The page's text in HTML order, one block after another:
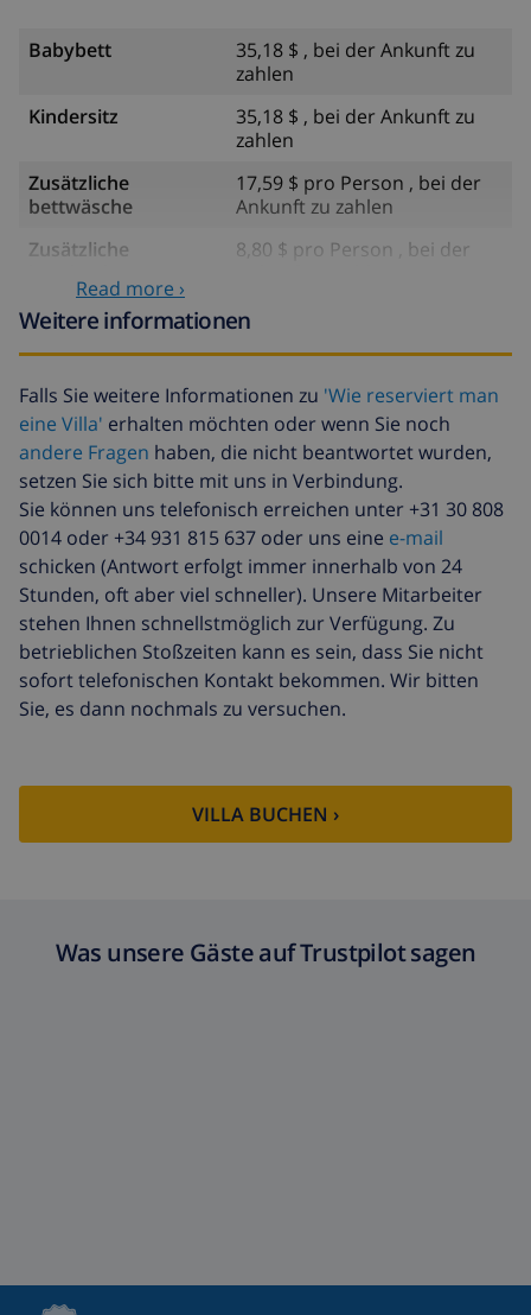
Babybett
35,18 $ , bei der Ankunft zu
zahlen
Kindersitz
35,18 $ , bei der Ankunft zu
zahlen
Zusätzliche
bettwäsche
17,59 $ pro Person , bei der
Ankunft zu zahlen
Zusätzliche
8,80 $ pro Person , bei der
Späte abreise
113,75 $
Zusätzliche
reinigung
basiert auf den
Energieverbrauch
(52,77 $/HOUR)
Reiserücktrittsfonds:
4.80% der Gesamtsumme
Read more ›
Weitere informationen
Falls Sie weitere Informationen zu 'Wie reserviert man
eine Villa' erhalten möchten oder wenn Sie noch
andere Fragen haben, die nicht beantwortet wurden,
setzen Sie sich bitte mit uns in Verbindung.
Sie können uns telefonisch erreichen unter +31 30 808
0014 oder +34 931 815 637 oder uns eine e-mail
schicken (Antwort erfolgt immer innerhalb von 24
Stunden, oft aber viel schneller). Unsere Mitarbeiter
stehen Ihnen schnellstmöglich zur Verfügung. Zu
betrieblichen Stoßzeiten kann es sein, dass Sie nicht
sofort telefonischen Kontakt bekommen. Wir bitten
Sie, es dann nochmals zu versuchen.
VILLA BUCHEN ›
Was unsere Gäste auf Trustpilot sagen